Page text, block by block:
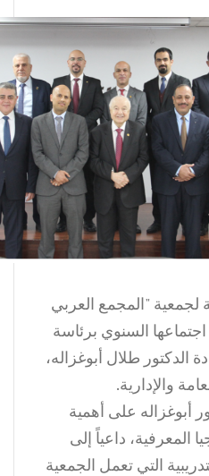
لجمعية "المجمع العربي
اجتماعها السنوي برئاسة
طلال أبوغزاله،
والإدارية.
أبوغزاله على أهمية
المعرفية، داعياً إلى
التي تعمل الجمعية